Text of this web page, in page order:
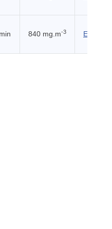
840 mg.m-3 EHSS